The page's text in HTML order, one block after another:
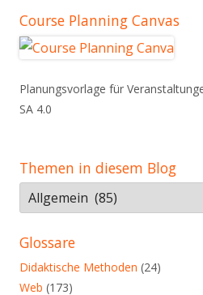
Course Planning Canvas
Planungsvorlage für
SA 4.0
Themen in diesem Blog
Themen
in
diesem
Blog
Glossare
Didaktische Methoden (24)
Web (173)